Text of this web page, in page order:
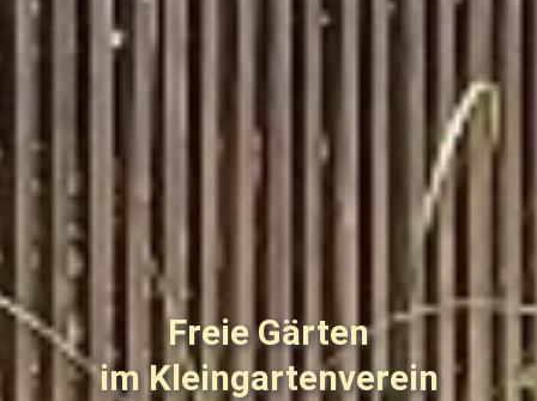
Freie Gärten
im Kleingartenverein